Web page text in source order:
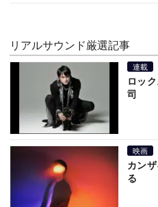
リアルサウンド厳選記事
連載
ロッ
司
映画
カン
る